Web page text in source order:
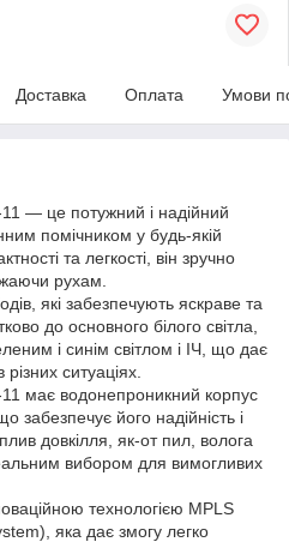
Доставка Оплата Умови
— це потужний і надійний
помічником у будь-якій
та легкості, він зручно
рухам.
які забезпечують яскраве та
до основного білого світла,
і синім світлом і ІЧ, що дає
ситуаціях.
має водонепроникний корпус
забезпечує його надійність і
довкілля, як-от пил, волога
вибором для вимогливих
технологією MPLS
яка дає змогу легко